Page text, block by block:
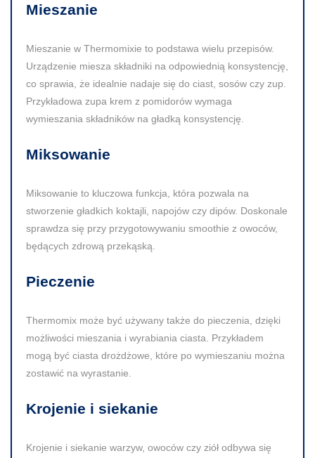
Mieszanie
Mieszanie w Thermomixie to podstawa wielu przepisów.
Urządzenie miesza składniki na odpowiednią konsystencję,
co sprawia, że idealnie nadaje się do ciast, sosów czy zup.
Przykładowa zupa krem z pomidorów wymaga
wymieszania składników na gładką konsystencję.
Miksowanie
Miksowanie to kluczowa funkcja, która pozwala na
stworzenie gładkich koktajli, napojów czy dipów. Doskonale
sprawdza się przy przygotowywaniu smoothie z owoców,
będących zdrową przekąską.
Pieczenie
Thermomix może być używany także do pieczenia, dzięki
możliwości mieszania i wyrabiania ciasta. Przykładem
mogą być ciasta drożdżowe, które po wymieszaniu można
zostawić na wyrastanie.
Krojenie i siekanie
Krojenie i siekanie warzyw, owoców czy ziół odbywa się